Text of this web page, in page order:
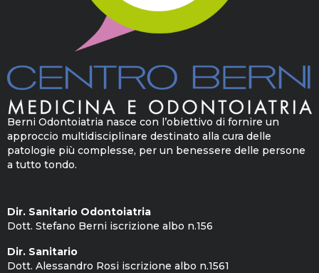
Berni Odontoiatria nasce con l’obiettivo di fornire un
approccio multidisciplinare destinato alla cura delle
patologie più complesse, per un benessere delle persone
a tutto tondo.
Dir. Sanitario Odontoiatria
Dott. Stefano Berni iscrizione albo n.156
Dir. Sanitario
Dott. Alessandro Rosi iscrizione albo n.1561